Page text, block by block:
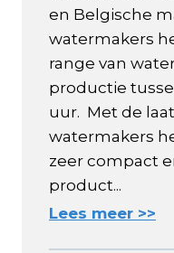
en Belgische
watermakers
range van
productie
uur. Met de
watermakers
zeer compact
product...
Lees meer >>